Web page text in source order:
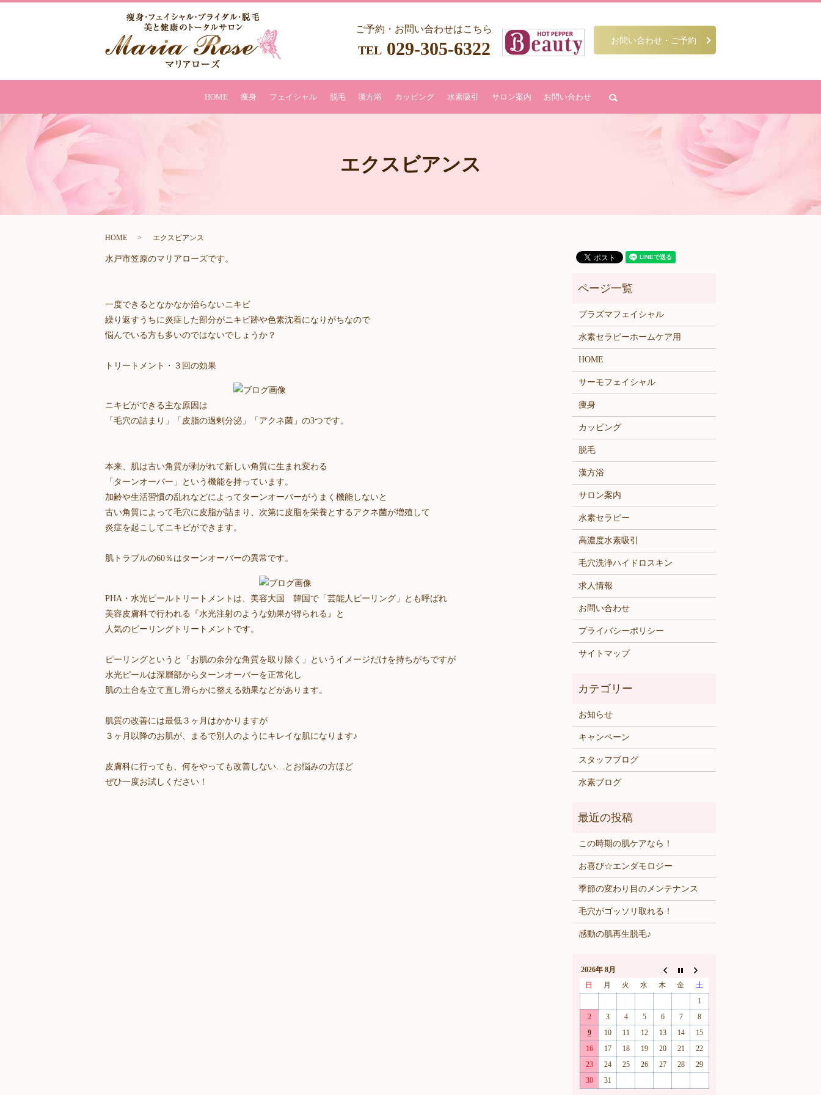
ご予約・お問い合わせはこちら
TEL029-305-6322 お問い合わせ・ご予約
HOME 痩身 フェイシャル 脱毛 漢方浴 カッピング 水素吸引 サロン案内 お問い合わせ
エクスビアンス
HOME エクスビアンス
水戸市笠原のマリアローズです。
一度できるとなかなか治らないニキビ
繰り返すうちに炎症した部分がニキビ跡や色素沈着になりがちなので
悩んでいる方も多いのではないでしょうか？
トリートメント・３回の効果
ニキビができる主な原因は
「毛穴の詰まり」「皮脂の過剰分泌」「アクネ菌」の3つです。
本来、肌は古い角質が剥がれて新しい角質に生まれ変わる
「ターンオーバー」という機能を持っています。
加齢や生活習慣の乱れなどによってターンオーバーがうまく機能しないと
古い角質によって毛穴に皮脂が詰まり、次第に皮脂を栄養とするアクネ菌が増殖して
炎症を起こしてニキビができます。
肌トラブルの60％はターンオーバーの異常です。
PHA・水光ピールトリートメントは、美容大国 韓国で「芸能人ピーリング」とも呼ばれ
美容皮膚科で行われる『水光注射のような効果が得られる』と
人気のピーリングトリートメントです。
ピーリングというと「お肌の余分な角質を取り除く」というイメージだけを持ちがちですが
水光ピールは深層部からターンオーバーを正常化し
肌の土台を立て直し滑らかに整える効果などがあります。
肌質の改善には最低３ヶ月はかかりますが
３ヶ月以降のお肌が、まるで別人のようにキレイな肌になります♪
皮膚科に行っても、何をやっても改善しない…とお悩みの方ほど
ぜひ一度お試しください！
プラズマフェイシャル
水素セラピーホームケア用
HOME
サーモフェイシャル
痩身
カッピング
脱毛
漢方浴
サロン案内
水素セラピー
高濃度水素吸引
毛穴洗浄ハイドロスキン
求人情報
お問い合わせ
プライバシーポリシー
サイトマップ
お知らせ
キャンペーン
スタッフブログ
水素ブログ
この時期の肌ケアなら！
お喜び☆エンダモロジー
季節の変わり目のメンテナンス
毛穴がゴッソリ取れる！
感動の肌再生脱毛♪
2026年 8月
日
月 火 水 木 金
土
1
2
3 4 5 6 7
8
9
10 11 12 13 14
15
16
17 18 19 20 21
22
23
24 25 26 27 28
29
30
31